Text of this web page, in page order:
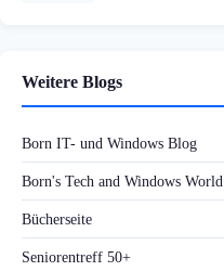
Weitere Blogs
Born IT- und Windows Blog
Born's Tech and Windows World
Bücherseite
Seniorentreff 50+